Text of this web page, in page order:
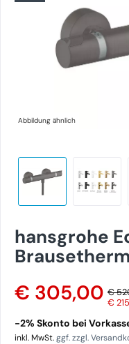
Abbildung ähnlich
hansgrohe
€ 305,00 €
€
-2% Skonto bei
inkl. MwSt.ggf. zzgl.